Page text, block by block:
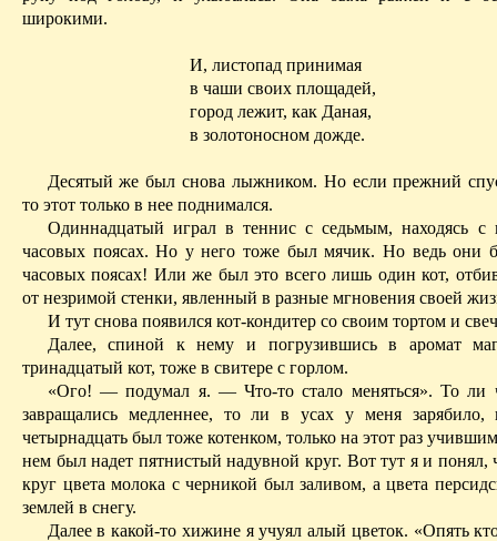
широкими.
И, листопад принимая
в чаши своих площадей,
город лежит, как Даная,
в золотоносном дожде.
Десятый же был снова лыжником. Но если прежний
то этот только в нее поднимался.
Одиннадцатый играл в теннис с седьмым, находясь
часовых поясах. Но у него тоже был мячик. Но ведь они
часовых поясах! Или же был это всего лишь один кот,
от незримой стенки, явленный в разные мгновения своей
И тут снова появился кот-кондитер со своим тортом и
Далее, спиной к нему и погрузившись в аромат
тринадцатый кот, тоже в свитере с горлом.
«Ого! — подумал я. — Что-то стало меняться». То ли
завращались медленнее, то ли в усах у меня
четырнадцать был тоже котенком, только на этот раз
нем был надет пятнистый надувной круг. Вот тут я и понял,
круг цвета молока с черникой был заливом, а цвета
землей в снегу.
Далее в какой-то хижине я учуял алый цветок. «Опять